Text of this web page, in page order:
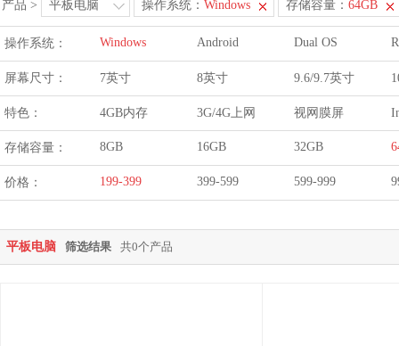
产品 > 平板电脑 操作系统： Windows 存储容量： 64GB
操作系统： Windows Android Dual OS
屏幕尺寸： 7英寸 8英寸 9.6/9.7英寸
特色： 4GB内存 3G/4G上网 视网膜屏
存储容量： 8GB 16GB 32GB
价格： 199-399 399-599 599-999
平板电脑 筛选结果 共0个产品